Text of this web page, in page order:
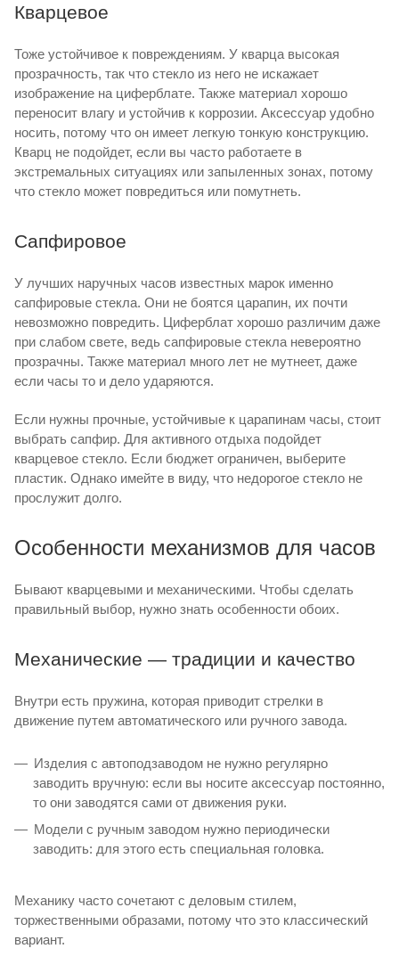
Кварцевое
Тоже устойчивое к повреждениям. У кварца высокая
прозрачность, так что стекло из него не искажает
изображение на циферблате. Также материал хорошо
переносит влагу и устойчив к коррозии. Аксессуар удобно
носить, потому что он имеет легкую тонкую конструкцию.
Кварц не подойдет, если вы часто работаете в
экстремальных ситуациях или запыленных зонах, потому
что стекло может повредиться или помутнеть.
Сапфировое
У лучших наручных часов известных марок именно
сапфировые стекла. Они не боятся царапин, их почти
невозможно повредить. Циферблат хорошо различим даже
при слабом свете, ведь сапфировые стекла невероятно
прозрачны. Также материал много лет не мутнеет, даже
если часы то и дело ударяются.
Если нужны прочные, устойчивые к царапинам часы, стоит
выбрать сапфир. Для активного отдыха подойдет
кварцевое стекло. Если бюджет ограничен, выберите
пластик. Однако имейте в виду, что недорогое стекло не
прослужит долго.
Особенности механизмов для часов
Бывают кварцевыми и механическими. Чтобы сделать
правильный выбор, нужно знать особенности обоих.
Механические — традиции и качество
Внутри есть пружина, которая приводит стрелки в
движение путем автоматического или ручного завода.
Изделия с автоподзаводом не нужно регулярно
заводить вручную: если вы носите аксессуар постоянно,
то они заводятся сами от движения руки.
Модели с ручным заводом нужно периодически
заводить: для этого есть специальная головка.
Механику часто сочетают с деловым стилем,
торжественными образами, потому что это классический
вариант.